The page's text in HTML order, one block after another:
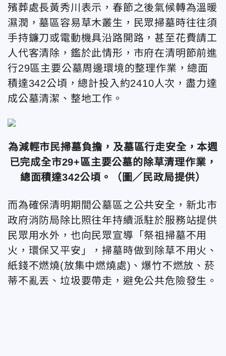
殯葬處長黃秀川表示，春節之後氣候轉為溫暖
濕潤，墓區容易草木叢生，民眾掃墓時往往須
手持鐮刀或電動機具沿路開路，甚至花費請工
人代客清除，鑑於此情形，市府在清明節前進
行29區主要公墓周邊環境的整理作業，總面
積達342公頃，總計投入約2410人次，盡力達
成公墓清潔、整地工作。
為減輕市民掃墓負擔，及墓區行走安全，本週
已完成全市29+區主要公墓的除草清理作業，
總面積達342公頃。（圖／民政局提供）
而為確保清明期間公墓區之公共安全，新北市
政府消防局除比照往年持續派駐於服務站提供
民眾用水外，也向民眾宣導「祭祖掃墓不用
火，環保又平安」，掃墓時做到除草不用火、
紙錢不燃燒(放集中燃燒處)、爆竹不燃放、菸
蒂不亂丟、垃圾要帶走，避免公共危險發生。